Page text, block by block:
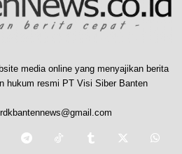
media online yang menyajikan berita
hukum resmi PT Visi Siber Banten
rdkbantennews@gmail.com